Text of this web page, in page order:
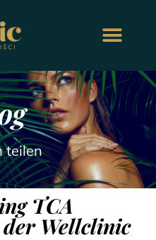
teilen
TCA
der Wellclinic